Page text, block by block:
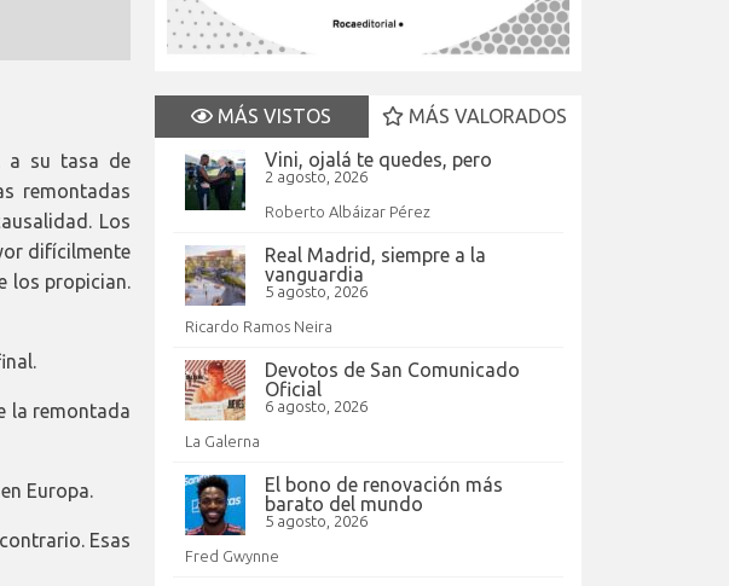
a su tasa de
remontadas
Los
difícilmente
los propician.
la remontada
Europa.
Esas
MÁS VISTOS
MÁS VALORADOS
Vini, ojalá te quedes, pero
2 agosto, 2026
Roberto Albáizar Pérez
Real Madrid, siempre a la
vanguardia
5 agosto, 2026
Ricardo Ramos Neira
Devotos de San Comunicado
Oficial
6 agosto, 2026
La Galerna
El bono de renovación más
barato del mundo
5 agosto, 2026
Fred Gwynne